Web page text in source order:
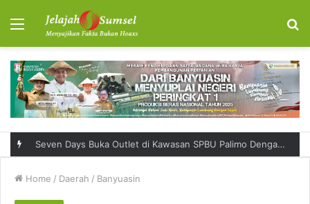
Menu
Seven Days Buka Outlet di Kawasan SPBU Palimo Dengan Konsep One Stop Hangout Destination
Home / Daerah / Banyuasin